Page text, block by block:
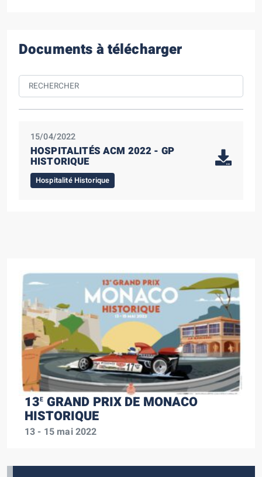
13E GRAND PRIX DE MONACO
HISTORIQUE
13 - 15 mai 2022
Documents à télécharger
15/04/2022
HOSPITALITÉS ACM 2022 - GP
HISTORIQUE
Hospitalité Historique